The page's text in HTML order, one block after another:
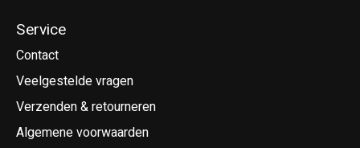
Service
Contact
Veelgestelde vragen
Verzenden & retourneren
Algemene voorwaarden